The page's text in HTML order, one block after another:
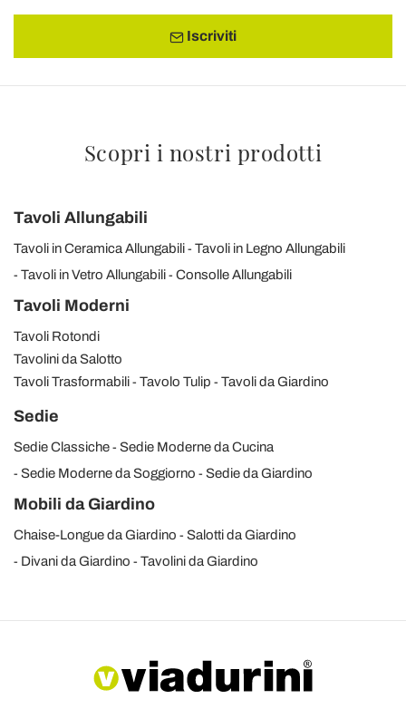
Iscriviti
Scopri i nostri prodotti
Tavoli Allungabili
Tavoli in Ceramica Allungabili
Tavoli in Legno Allungabili
Tavoli in Vetro Allungabili
Consolle Allungabili
Tavoli Moderni
Tavoli Rotondi
Tavolini da Salotto
Tavoli Trasformabili
Tavolo Tulip Tavoli da Giardino
Sedie
Sedie Classiche
Sedie Moderne da Cucina
Sedie Moderne da Soggiorno
Sedie da Giardino
Mobili da Giardino
Chaise-Longue da Giardino
Salotti da Giardino
Divani da Giardino
Tavolini da Giardino